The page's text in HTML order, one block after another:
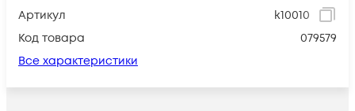
Артикул
k10010
Код товара
079579
Все характеристики